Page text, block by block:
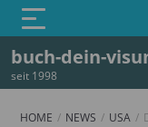
buch-dein-
seit 1998
HOME NEWS USA